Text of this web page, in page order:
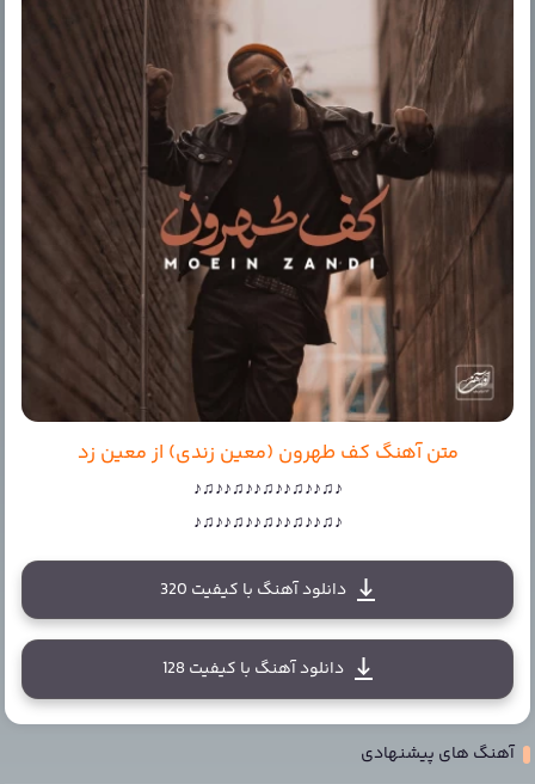
متن آهنگ کف طهرون (معین زندی) از معین زد
♪♫♪♪♫♪♪♫♪♪♫♪♪♫♪
♪♫♪♪♫♪♪♫♪♪♫♪♪♫♪
دانلود آهنگ با کیفیت 320
دانلود آهنگ با کیفیت 128
آهنگ های پیشنهادی